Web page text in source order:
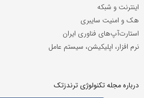
اینترنت و شبکه
هک و امنیت سایبری
استارت‌آپ‌های فناوری ایران
نرم افزار، اپلیکیشن، سیستم عامل
درباره مجله تکنولوژی ترندزتک